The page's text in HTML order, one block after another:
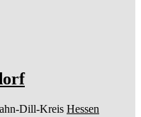
Dill-Kreis Hessen